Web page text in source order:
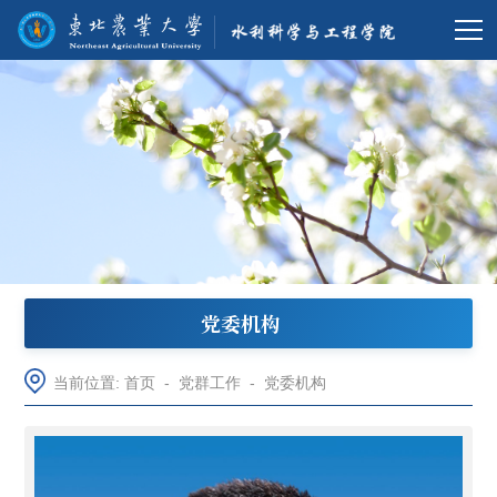
党委机构
当前位置:首页 - 党群工作 - 党委机构